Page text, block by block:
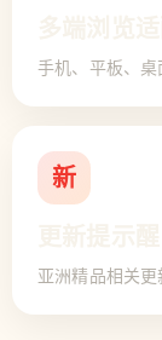
手机、平板、桌
新
亚洲精品相关更